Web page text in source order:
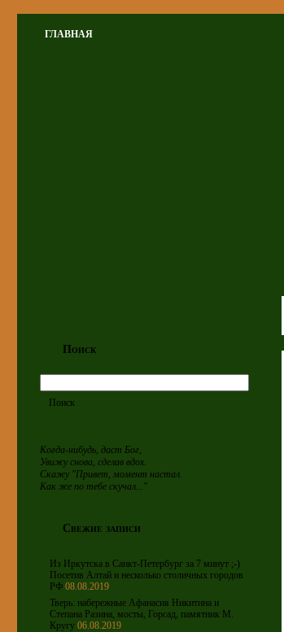
ГЛАВНАЯ
Поиск
Когда-нибудь, даст Бог,
Увижу снова, сделав вдох.
Скажу "Привет, момент настал.
Как же по тебе скучал..."
Свежие записи
Из Иркутска в Санкт-Петербург за 7 минут ;-)
Посетив Алтай и несколько столичных городов
РФ 08.08.2019
Тверь: набережные Афанасия Никитина и
Степана Разина, мосты, Горсад, памятник М.
Кругу 06.08.2019